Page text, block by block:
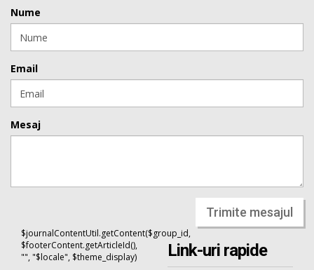
Nume
Email
Mesaj
Trimite mesajul
$journalContentUtil.getContent($group_id,
$footerContent.getArticleId(),
"", "$locale", $theme_display)
Link-uri rapide